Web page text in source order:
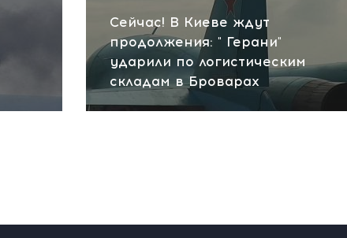
Сейчас! В Киеве ждут
продолжения: " Герани"
ударили по логистическим
складам в Броварах